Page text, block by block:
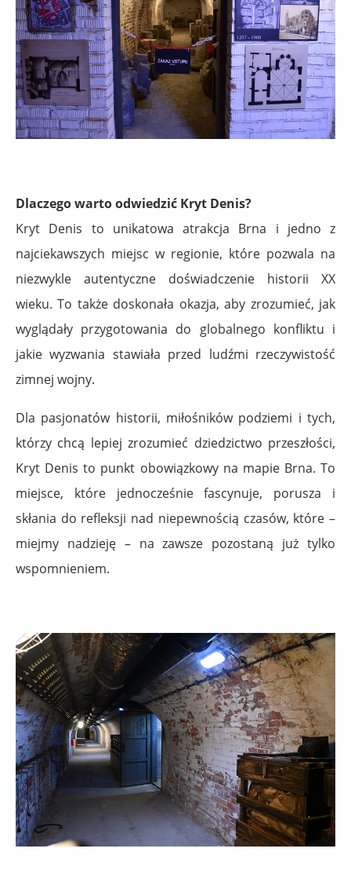
Dlaczego warto odwiedzić Kryt Denis?
Kryt Denis to unikatowa atrakcja Brna i jedno z
najciekawszych miejsc w regionie, które pozwala na
niezwykle autentyczne doświadczenie historii XX
wieku. To także doskonała okazja, aby zrozumieć, jak
wyglądały przygotowania do globalnego konfliktu i
jakie wyzwania stawiała przed ludźmi rzeczywistość
zimnej wojny.
Dla pasjonatów historii, miłośników podziemi i tych,
którzy chcą lepiej zrozumieć dziedzictwo przeszłości,
Kryt Denis to punkt obowiązkowy na mapie Brna. To
miejsce, które jednocześnie fascynuje, porusza i
skłania do refleksji nad niepewnością czasów, które –
miejmy nadzieję – na zawsze pozostaną już tylko
wspomnieniem.